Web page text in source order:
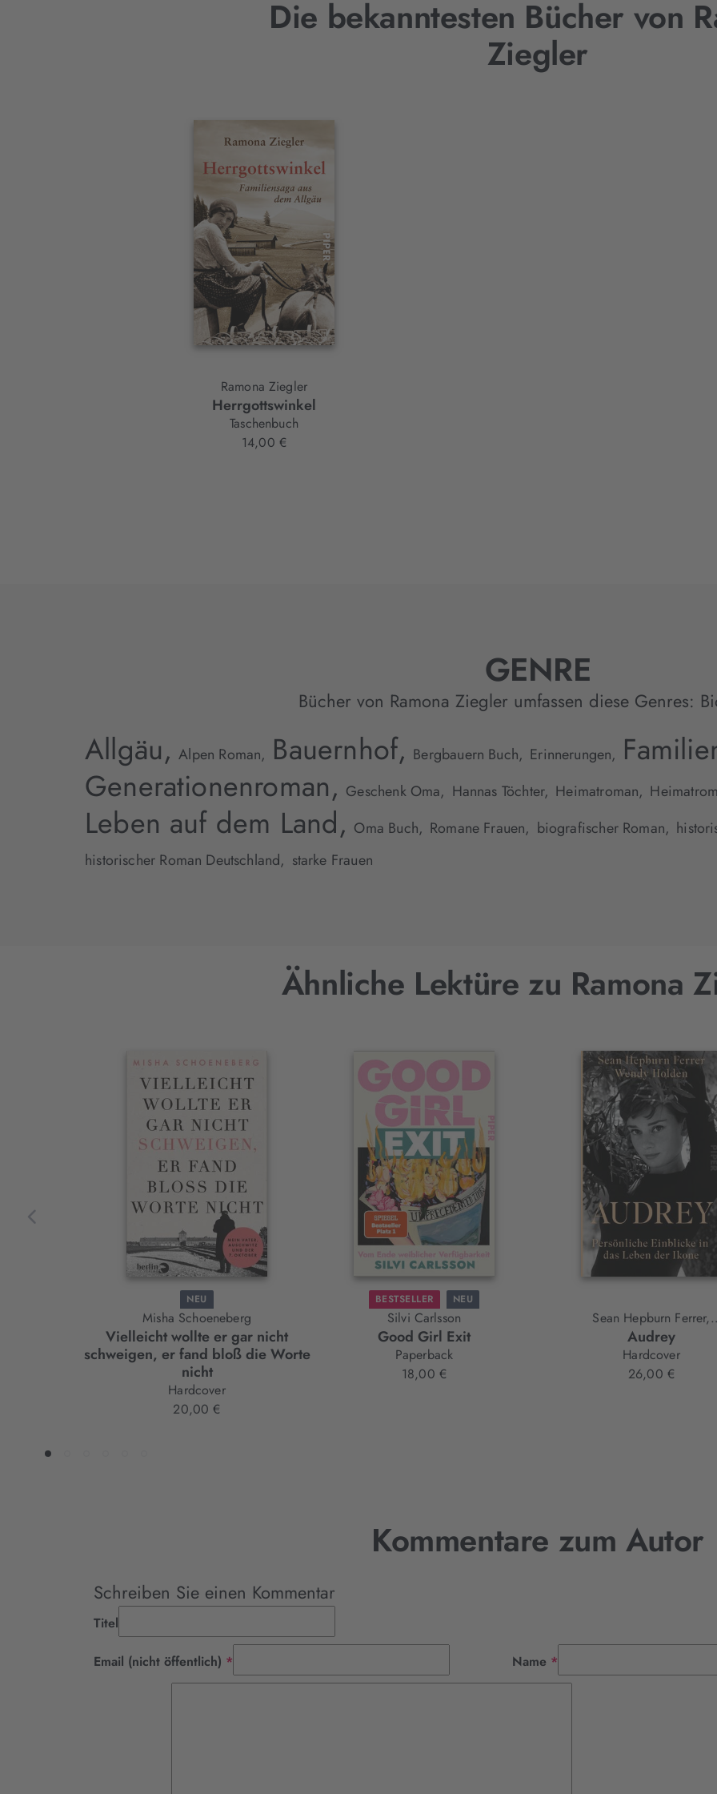
Die bekanntesten Bücher von
Ziegler
Interaktives
Element
Ramona Ziegler
Herrgottswinkel
Taschenbuch
14,00 €
GENRE
Bücher von Ramona Ziegler umfassen diese Genres:
Allgäu, Alpen Roman, Bauernhof, Bergbauern Buch, Erinnerungen,
Generationenroman, Geschenk Oma, Hannas Töchter, Heimatroman,
Leben auf dem Land, Oma Buch, Romane Frauen, biografischer Roman,
historischer Roman Deutschland, starke Frauen
Ähnliche Lektüre zu Ramona
Interaktives
NEU
Misha Schoeneberg
Vielleicht wollte er gar nicht
schweigen, er fand bloß die Worte
nicht
Hardcover
20,00 €
BESTSELLER NEU
Silvi Carlsson
Good Girl Exit
Paperback
18,00 €
Sean Hepburn Ferrer,
Wendy Holden
Audrey
Hardcover
26,00 €
Kommentare zum Autor
Schreiben Sie einen Kommentar
Titel
Email (nicht öffentlich) * Name *Pflichtfeld